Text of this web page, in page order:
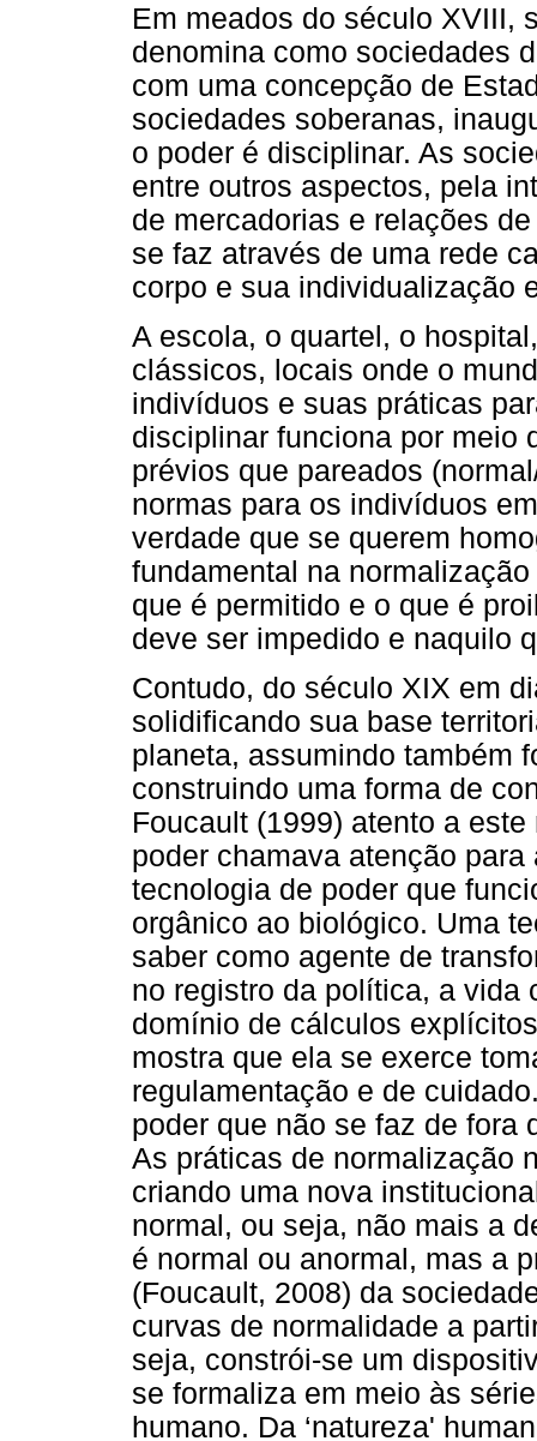
Em meados do século XVIII,
denomina como sociedades
com uma concepção de
sociedades soberanas,
o poder é disciplinar. As
entre outros aspectos, pela
de mercadorias e relações
se faz através de uma rede
corpo e sua individualização
A escola, o quartel, o
clássicos, locais onde o
indivíduos e suas práticas
disciplinar funciona por meio
prévios que pareados
normas para os indivíduos
verdade que se querem
fundamental na
que é permitido e o que é
deve ser impedido e naquilo
Contudo, do século XIX em
solidificando sua base
planeta, assumindo também
construindo uma forma de
Foucault (1999) atento a
poder chamava atenção
tecnologia de poder que
orgânico ao biológico. Uma
saber como agente de
no registro da política, a vida
domínio de cálculos
mostra que ela se exerce
regulamentação e de
poder que não se faz de fora
As práticas de normalização
criando uma nova
normal, ou seja, não mais a
é normal ou anormal, mas a
(Foucault, 2008) da
curvas de normalidade a
seja, constrói-se um
se formaliza em meio às
humano. Da ‘natureza'